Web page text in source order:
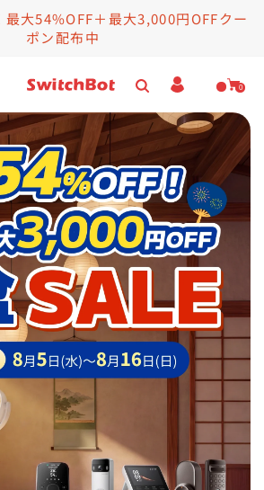
最大54%OFF＋最大3,000円OFFクー
ポン配布中
0